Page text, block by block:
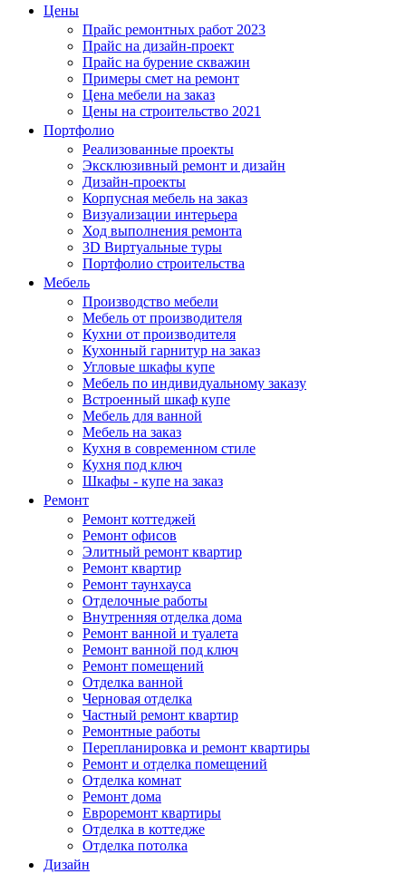
Цены
Прайс ремонтных работ 2023
Прайс на дизайн-проект
Прайс на бурение скважин
Примеры смет на ремонт
Цена мебели на заказ
Цены на строительство 2021
Портфолио
Реализованные проекты
Эксклюзивный ремонт и дизайн
Дизайн-проекты
Корпусная мебель на заказ
Визуализации интерьера
Ход выполнения ремонта
3D Виртуальные туры
Портфолио строительства
Мебель
Производство мебели
Мебель от производителя
Кухни от производителя
Кухонный гарнитур на заказ
Угловые шкафы купе
Мебель по индивидуальному заказу
Встроенный шкаф купе
Мебель для ванной
Мебель на заказ
Кухня в современном стиле
Кухня под ключ
Шкафы - купе на заказ
Ремонт
Ремонт коттеджей
Ремонт офисов
Элитный ремонт квартир
Ремонт квартир
Ремонт таунхауса
Отделочные работы
Внутренняя отделка дома
Ремонт ванной и туалета
Ремонт ванной под ключ
Ремонт помещений
Отделка ванной
Черновая отделка
Частный ремонт квартир
Ремонтные работы
Перепланировка и ремонт квартиры
Ремонт и отделка помещений
Отделка комнат
Ремонт дома
Евроремонт квартиры
Отделка в коттедже
Отделка потолка
Дизайн